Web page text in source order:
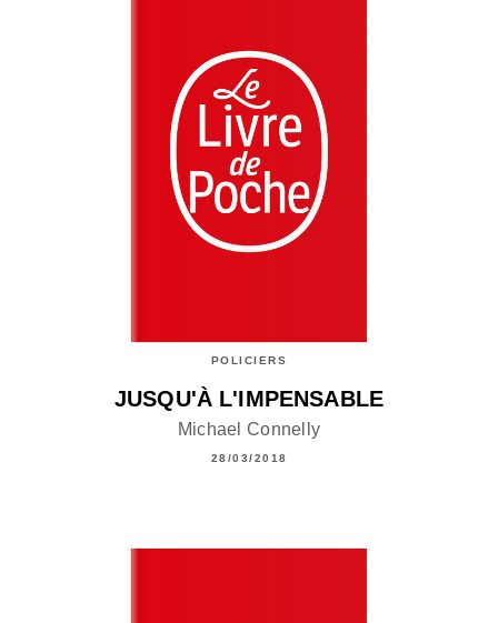
POLICIERS
JUSQU'À L'IMPENSABLE
Michael Connelly
28/03/2018